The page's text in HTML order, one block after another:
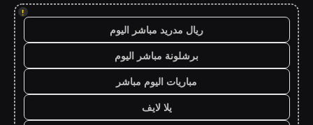
!
ريال مدريد مباشر اليوم
برشلونة مباشر اليوم
مباريات اليوم مباشر
يلا لايف